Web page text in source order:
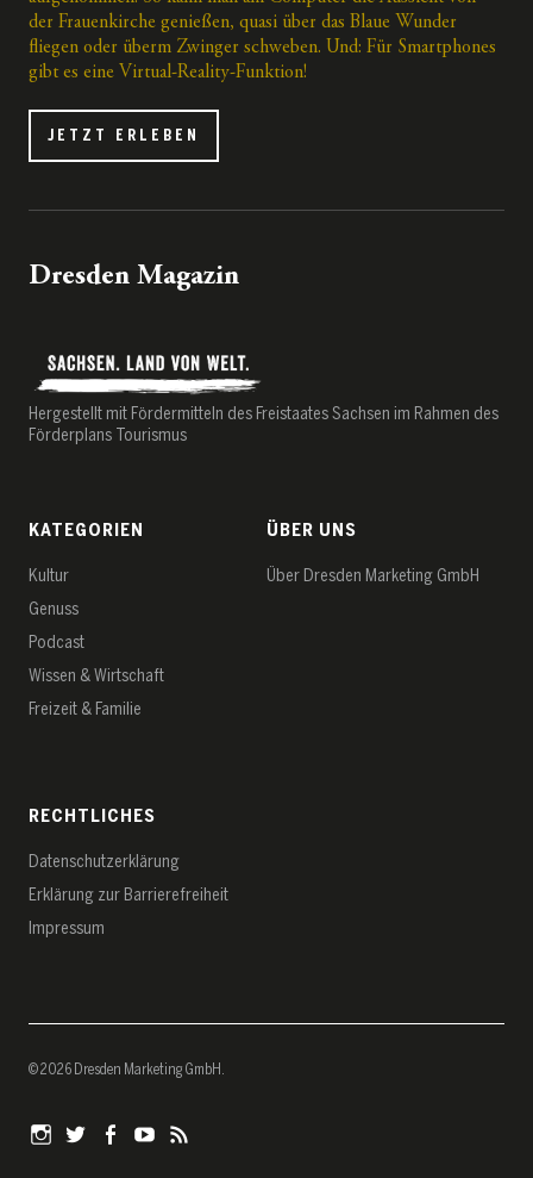
der Frauenkirche genießen, quasi über das Blaue Wunder
fliegen oder überm Zwinger schweben. Und: Für Smartphones
gibt es eine Virtual-Reality-Funktion!
JETZT ERLEBEN
Dresden Magazin
Hergestellt mit Fördermitteln des Freistaates Sachsen im Rahmen des
Förderplans Tourismus
KATEGORIEN
Kultur
Genuss
Podcast
Wissen & Wirtschaft
Freizeit & Familie
ÜBER UNS
Über Dresden Marketing GmbH
RECHTLICHES
Datenschutz­erklärung
Erklärung zur Barrierefreiheit
Impressum
© 2026 Dresden Marketing GmbH